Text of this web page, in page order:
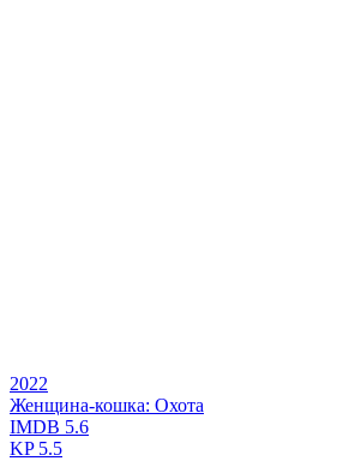
2022
Женщина-кошка: Охота
IMDB 5.6
KP5.5